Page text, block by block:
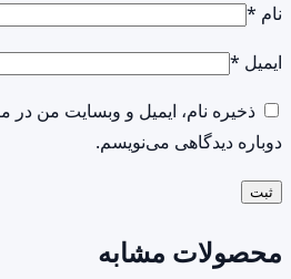
نام *
ایمیل *
ذخیره نام، ایمیل و وبسایت من در
دوباره دیدگاهی می‌نویسم.
محصولات مشابه